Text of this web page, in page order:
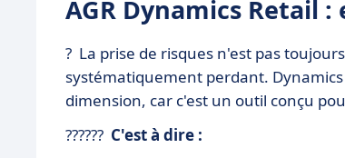
AGR Dynamics Retail :
?️ La prise de risques n'est pas
systématiquement perdant.
dimension, car c'est un outil conçu
?????? C'est à dire :